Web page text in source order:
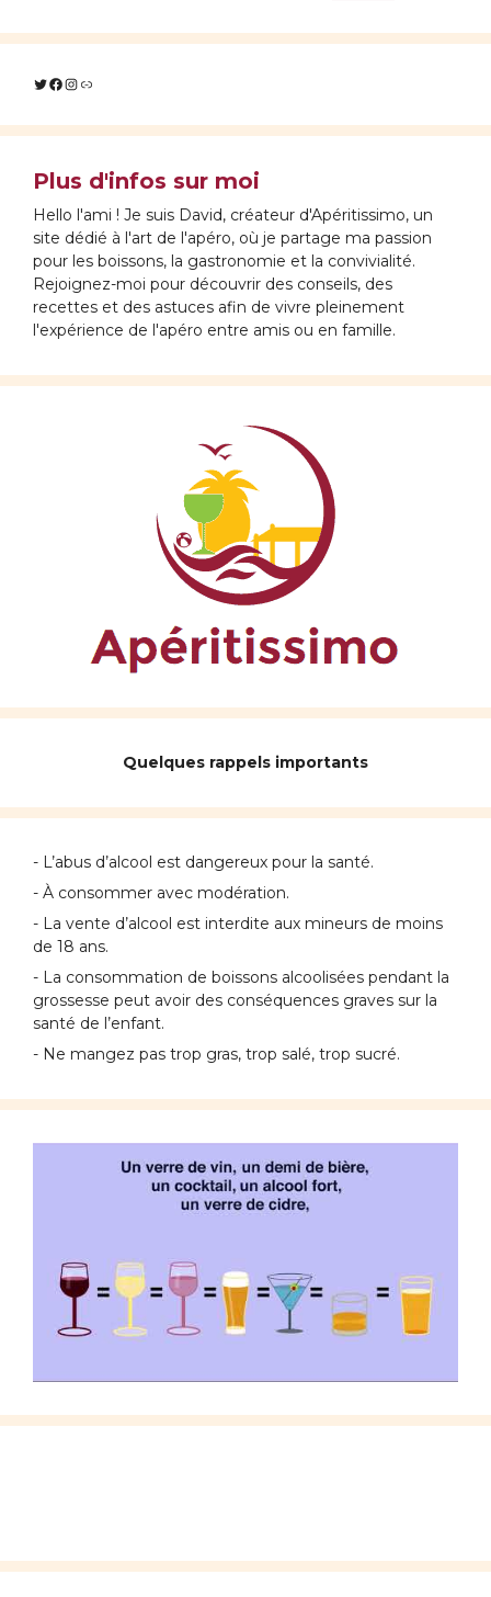
Twitter
Facebook
Instagram
Lien
Plus d'infos sur moi
Hello l'ami ! Je suis David, créateur d'Apéritissimo, un
site dédié à l'art de l'apéro, où je partage ma passion
pour les boissons, la gastronomie et la convivialité.
Rejoignez-moi pour découvrir des conseils, des
recettes et des astuces afin de vivre pleinement
l'expérience de l'apéro entre amis ou en famille.
Quelques rappels importants
- L’abus d’alcool est dangereux pour la santé.
- À consommer avec modération.
- La vente d’alcool est interdite aux mineurs de moins
de 18 ans.
- La consommation de boissons alcoolisées pendant la
grossesse peut avoir des conséquences graves sur la
santé de l’enfant.
- Ne mangez pas trop gras, trop salé, trop sucré.